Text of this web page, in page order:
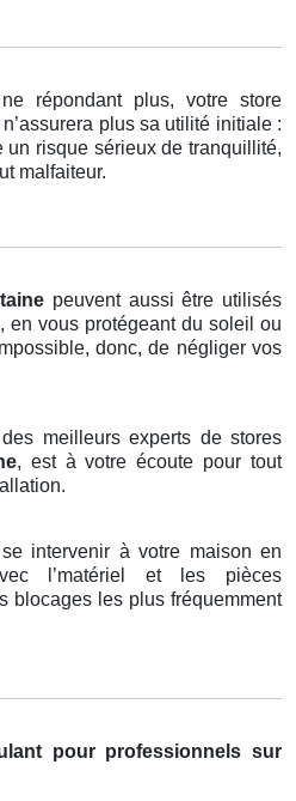
répondant plus, votre store
n’assurera plus sa utilité initiale :
risque sérieux de tranquillité,
malfaiteur.
peuvent aussi être utilisés
en vous protégeant du soleil ou
donc, de négliger vos
meilleurs experts de stores
, est à votre écoute pour tout
intervenir à votre maison en
l’matériel et les pièces
blocages les plus fréquemment
pour professionnels sur